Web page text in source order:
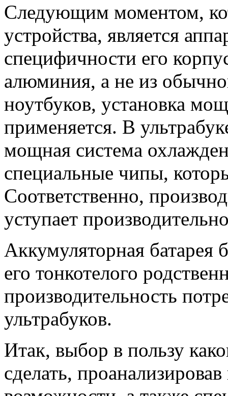
Следующим моментом,
устройства, является
специфичности его
алюминия, а не из
ноутбуков, установка
применяется. В
мощная система
специальные чипы,
Соответственно,
уступает
Аккумуляторная батарея
его тонкотелого
производительность
ультрабуков.
Итак, выбор в пользу
сделать,